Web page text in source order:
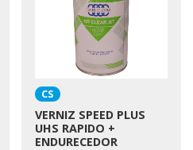
CS
VERNIZ SPEED PLUS
UHS RAPIDO +
ENDURECEDOR